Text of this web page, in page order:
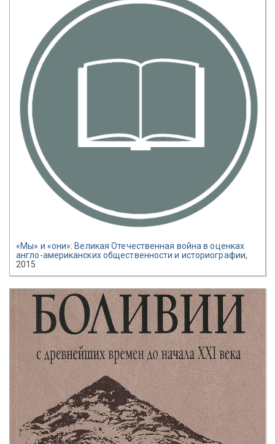
«Мы» и «они»: Великая Отечественная война в оценках
англо-американских общественности и историографии,
2015